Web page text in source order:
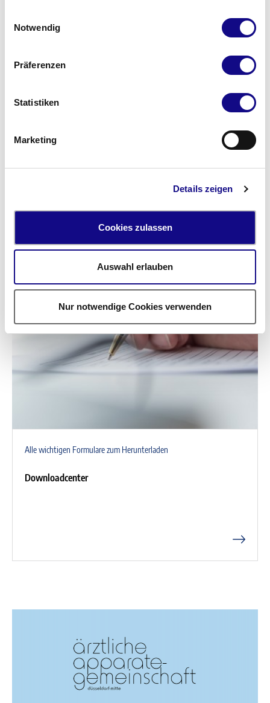
Notwendig
Präferenzen
Statistiken
Marketing
Details zeigen
Cookies zulassen
Auswahl erlauben
Nur notwendige Cookies verwenden
Diagnostische Pfade & Fachliteratur
Alle wichtigen Formulare zum Herunterladen
Downloadcenter